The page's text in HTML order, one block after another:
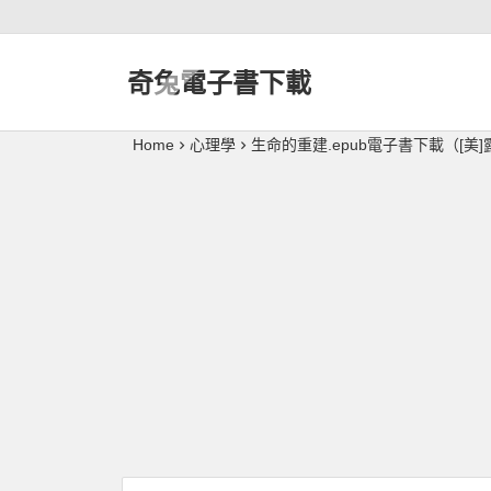
奇兔電子書下載
Home 心理學 生命的重建.epub電子書下載（[美]